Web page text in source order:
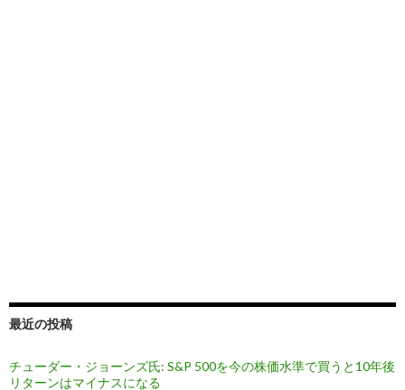
最近の投稿
チューダー・ジョーンズ氏: S&P 500を今の株価水準で買うと10年後
リターンはマイナスになる